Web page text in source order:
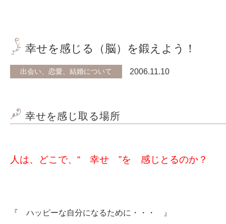
幸せを感じる（脳）を鍛えよう！
出会い、恋愛、結婚について 2006.11.10
幸せを感じ取る場所
人は、どこで、“ 幸せ ”を 感じとるのか？
『 ハッピーな自分になるために・・・ 』